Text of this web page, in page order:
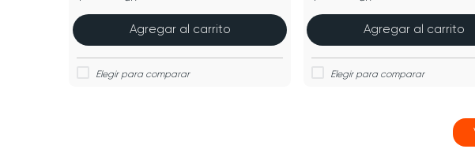
Agregar al carrito Agregar al carrito